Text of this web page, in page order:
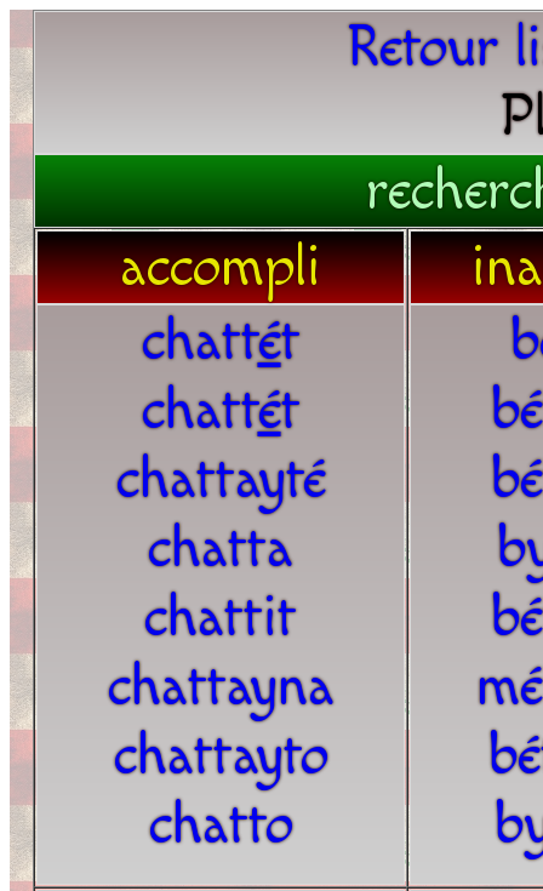
Retour
accompli
chattét
chattét
chattayté
chatta
chattit
chattayna
chattayto
chatto